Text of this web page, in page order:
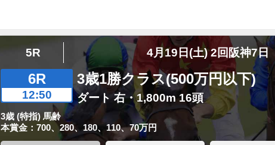
5R 4月19日(土) 2回阪神7日
6R
12:50
3歳1勝クラス(500万円以下)
ダート 右・1,800m 16頭
3歳 (特指) 馬齢
本賞金：700、280、180、110、70万円